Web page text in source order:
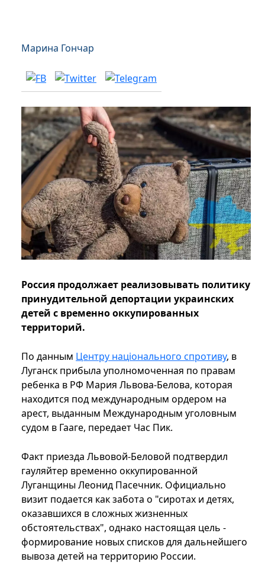
Марина Гончар
Россия продолжает реализовывать политику
принудительной депортации украинских
детей с временно оккупированных
территорий.
По данным Центру національного спротиву, в
Луганск прибыла уполномоченная по правам
ребенка в РФ Мария Львова-Белова, которая
находится под международным ордером на
арест, выданным Международным уголовным
судом в Гааге, передает Час Пик.
Факт приезда Львовой-Беловой подтвердил
гауляйтер временно оккупированной
Луганщины Леонид Пасечник. Официально
визит подается как забота о "сиротах и детях,
оказавшихся в сложных жизненных
обстоятельствах", однако настоящая цель -
формирование новых списков для дальнейшего
вывоза детей на территорию России.